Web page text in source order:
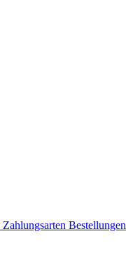
Zahlungsarten Bestellungen